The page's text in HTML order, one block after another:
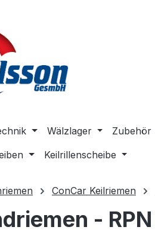
Wälzlager Zubehör
Keilrillenscheibe
ConCar Keilriemen
- RPN